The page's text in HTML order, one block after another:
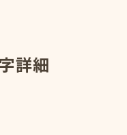
詳細